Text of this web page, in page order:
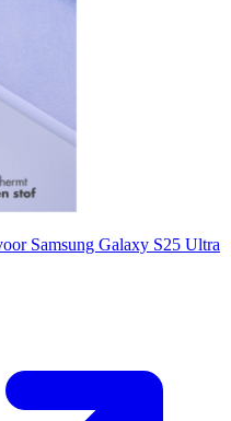
Samsung Galaxy S25 Ultra